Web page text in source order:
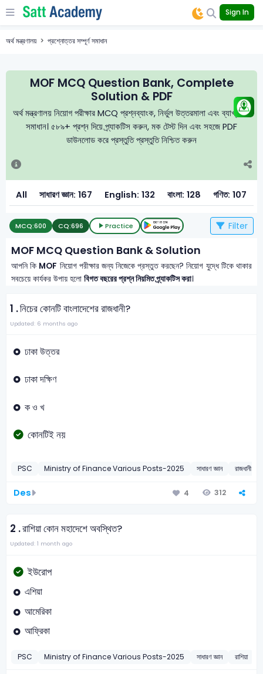
Sign In
অর্থ মন্ত্রণালয় প্রশ্নোত্তর সম্পূর্ণ সমাধান
MOF MCQ Question Bank, Complete
Solution & PDF
অর্থ মন্ত্রণালয় নিয়োগ পরীক্ষার MCQ প্রশ্নব্যাংক, নির্ভুল উত্তরমালা এবং ব্যাখ্যাসহ
সমাধান। ৫৮৯+ প্রশ্ন দিয়ে প্র্যাকটিস করুন, মক টেস্ট দিন এবং সহজে PDF
ডাউনলোড করে প্রস্তুতি প্রস্তুতি নিশ্চিত করুন
All সাধারণ জ্ঞান: 167 English: 132 বাংলা: 128 গণিত: 107
MCQ:600 CQ:696 Practice Filter
MOF MCQ Question Bank & Solution
আপনি কি MOF নিয়োগ পরীক্ষার জন্য নিজেকে প্রস্তুত করছেন? নিয়োগ যুদ্ধে টিকে থাকার
সবচেয়ে কার্যকর উপায় হলোবিগত বছরের প্রশ্ন নিয়মিত প্র্যাকটিস করা।
1 .নিচের কোনটি বাংলাদেশের রাজধানী?
Updated: 6 months ago
ঢাকা উত্তর
ঢাকা দক্ষিণ
ক ও খ
কোনটিই নয়
PSC Ministry of Finance Various Posts-2025 সাধারণ জ্ঞান রাজধানী
Des 4 312
2 .রাশিয়া কোন মহাদেশে অবস্থিত?
Updated: 1 month ago
ইউরোপ
এশিয়া
আমেরিকা
আফ্রিকা
PSC Ministry of Finance Various Posts-2025 সাধারণ জ্ঞান রাশিয়া